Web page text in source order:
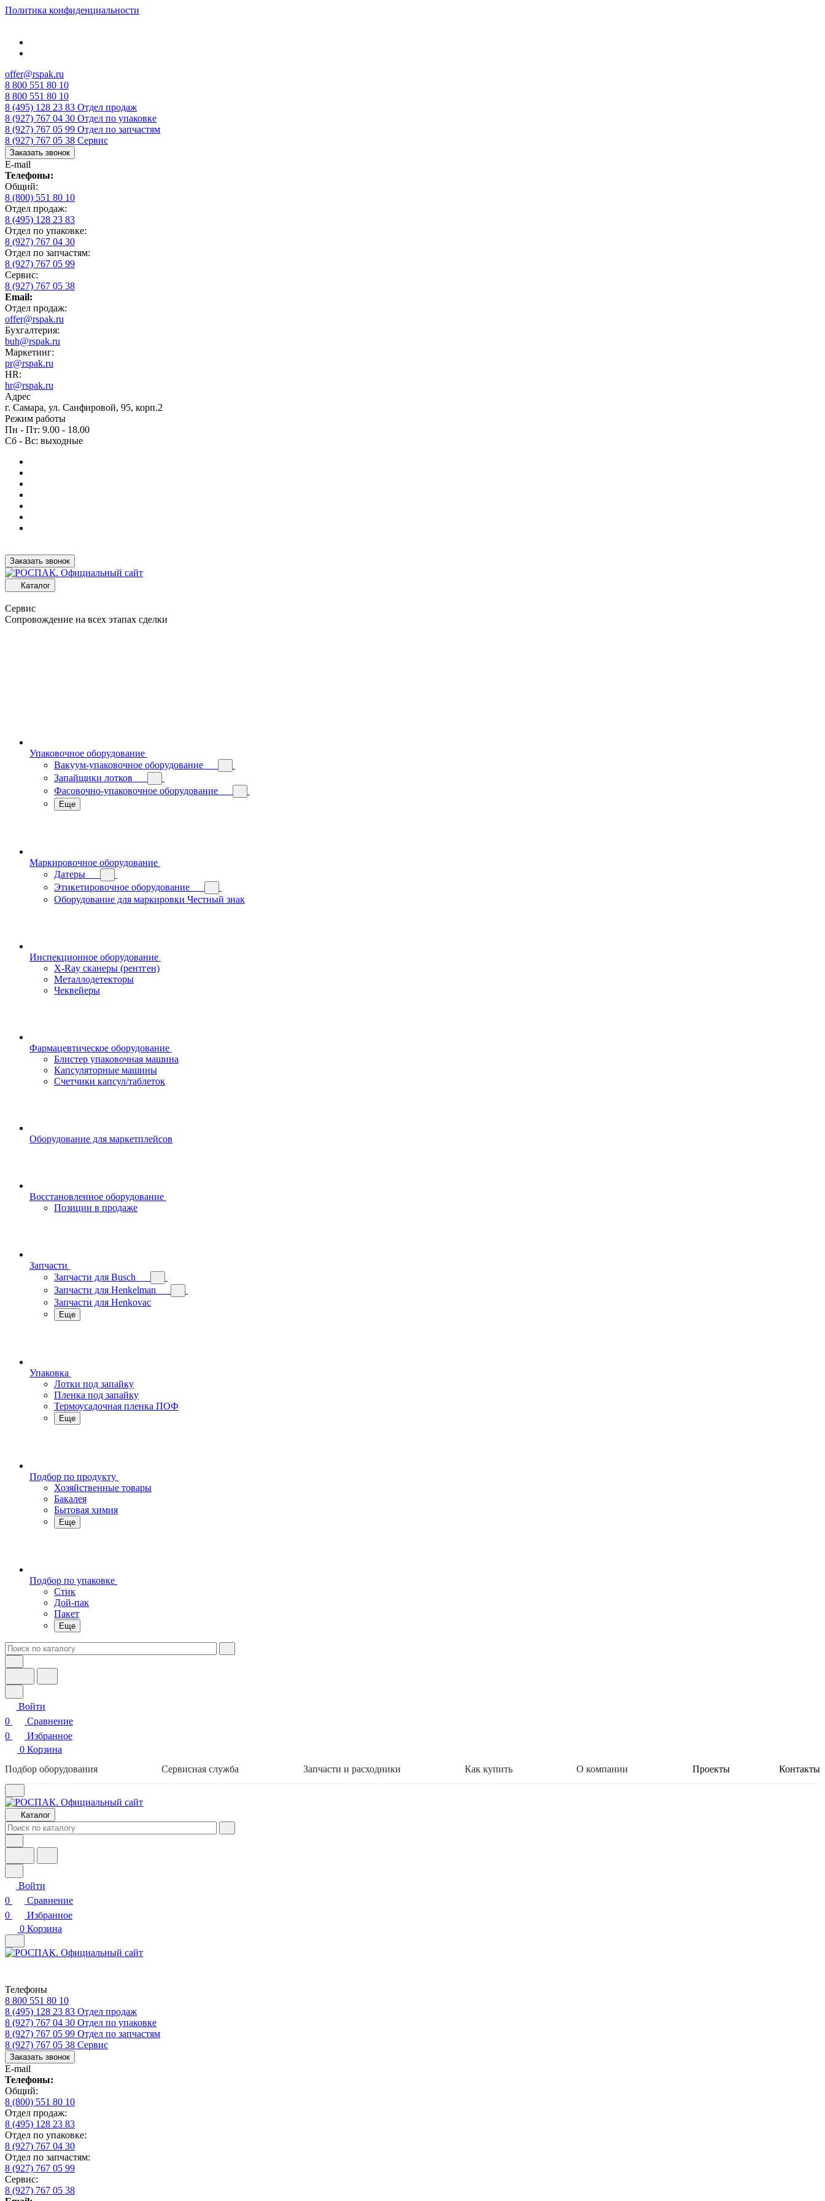
Политика конфиденциальности
offer@rspak.ru
8 800 551 80 10
8 800 551 80 10
8 (495) 128 23 83 Отдел продаж
8 (927) 767 04 30 Отдел по упаковке
8 (927) 767 05 99 Отдел по запчастям
8 (927) 767 05 38 Сервис
Заказать звонок
E-mail
Телефоны:
Общий:
8 (800) 551 80 10
Отдел продаж:
8 (495) 128 23 83
Отдел по упаковке:
8 (927) 767 04 30
Отдел по запчастям:
8 (927) 767 05 99
Сервис:
8 (927) 767 05 38
Email:
Отдел продаж:
offer@rspak.ru
Бухгалтерия:
buh@rspak.ru
Маркетинг:
pr@rspak.ru
HR:
hr@rspak.ru
Адрес
г. Самара, ул. Санфировой, 95, корп.2
Режим работы
Пн - Пт: 9.00 - 18.00
Сб - Вс: выходные
Заказать звонок
Каталог
Сервис
Сопровождение на всех этапах сделки
Упаковочное оборудование
Вакуум-упаковочное оборудование
Запайщики лотков
Фасовочно-упаковочное оборудование
Еще
Маркировочное оборудование
Датеры
Этикетировочное оборудование
Оборудование для маркировки Честный знак
Инспекционное оборудование
X-Ray сканеры (рентген)
Металлодетекторы
Чеквейеры
Фармацевтическое оборудование
Блистер упаковочная машина
Капсуляторные машины
Счетчики капсул/таблеток
Оборудование для маркетплейсов
Восстановленное оборудование
Позиции в продаже
Запчасти
Запчасти для Busch
Запчасти для Henkelman
Запчасти для Henkovac
Еще
Упаковка
Лотки под запайку
Пленка под запайку
Термоусадочная пленка ПОФ
Еще
Подбор по продукту
Хозяйственные товары
Бакалея
Бытовая химия
Еще
Подбор по упаковке
Стик
Дой-пак
Пакет
Еще
Войти
0
Сравнение
0
Избранное
0 Корзина
Подбор оборудования
Сервисная служба Запчасти и расходники Как купить О компании Проекты Контакты
Каталог
Войти
0
Сравнение
0
Избранное
0 Корзина
Телефоны
8 800 551 80 10
8 (495) 128 23 83 Отдел продаж
8 (927) 767 04 30 Отдел по упаковке
8 (927) 767 05 99 Отдел по запчастям
8 (927) 767 05 38 Сервис
Заказать звонок
E-mail
Телефоны:
Общий:
8 (800) 551 80 10
Отдел продаж:
8 (495) 128 23 83
Отдел по упаковке:
8 (927) 767 04 30
Отдел по запчастям:
8 (927) 767 05 99
Сервис:
8 (927) 767 05 38